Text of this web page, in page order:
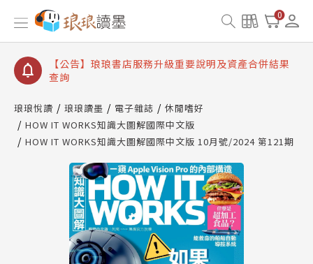
0
【公告】琅琅讀墨書櫃開通常見問題
【公告】琅琅讀墨 3 分鐘完成書櫃開通與資產合併申
【公告】琅琅書店服務升級重要說明及資產合併結果
查詢
琅琅悅讀 琅琅讀墨 電子雜誌
休閒嗜好
HOW IT WORKS知識大圖解國際中文版
HOW IT WORKS知識大圖解國際中文版 10月號/2024 第121期